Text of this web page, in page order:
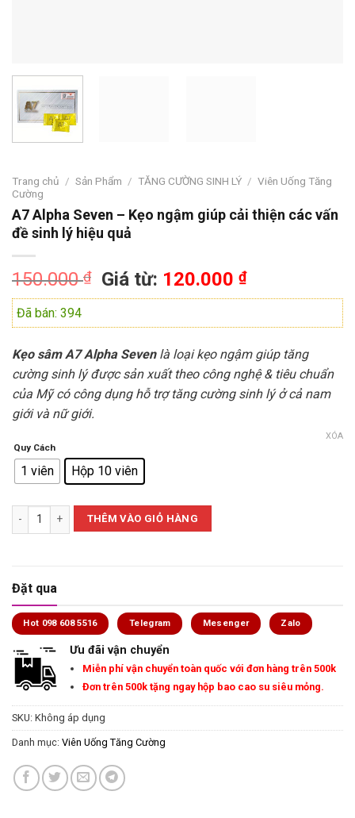
Trang chủ / Sản Phẩm / TĂNG CƯỜNG SINH LÝ / Viên Uống Tăng
Cường
A7 Alpha Seven – Kẹo ngậm giúp cải thiện các vấn
đề sinh lý hiệu quả
150.000₫ Giá từ: 120.000₫
Đã bán: 394
Kẹo sâm A7 Alpha Sevenlà loại kẹo ngậm giúp tăng
cường sinh lý được sản xuất theo công nghệ & tiêu chuẩn
của Mỹ có công dụng hỗ trợ tăng cường sinh lý ở cả nam
giới và nữ giới.
Quy Cách
1 viên Hộp 10 viên
XÓA
A7 Alpha Seven – Kẹo ngậm giúp cải thiện các vấn đề sinh lý hiệu
THÊM VÀO GIỎ HÀNG
Đặt qua
Hot 098 608 5516 Telegram Mesenger Zalo
Ưu đãi vận chuyển
Miễn phí vận chuyển toàn quốc với đơn hàng trên 500k
Đơn trên 500k tặng ngay hộp bao cao su siêu mỏng.
SKU: Không áp dụng
Danh mục: Viên Uống Tăng Cường